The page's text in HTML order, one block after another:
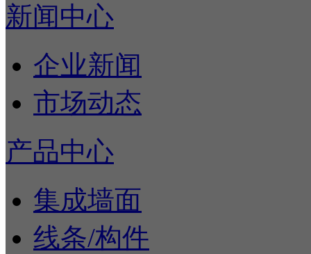
新闻中心
企业新闻
市场动态
产品中心
集成墙面
线条/构件